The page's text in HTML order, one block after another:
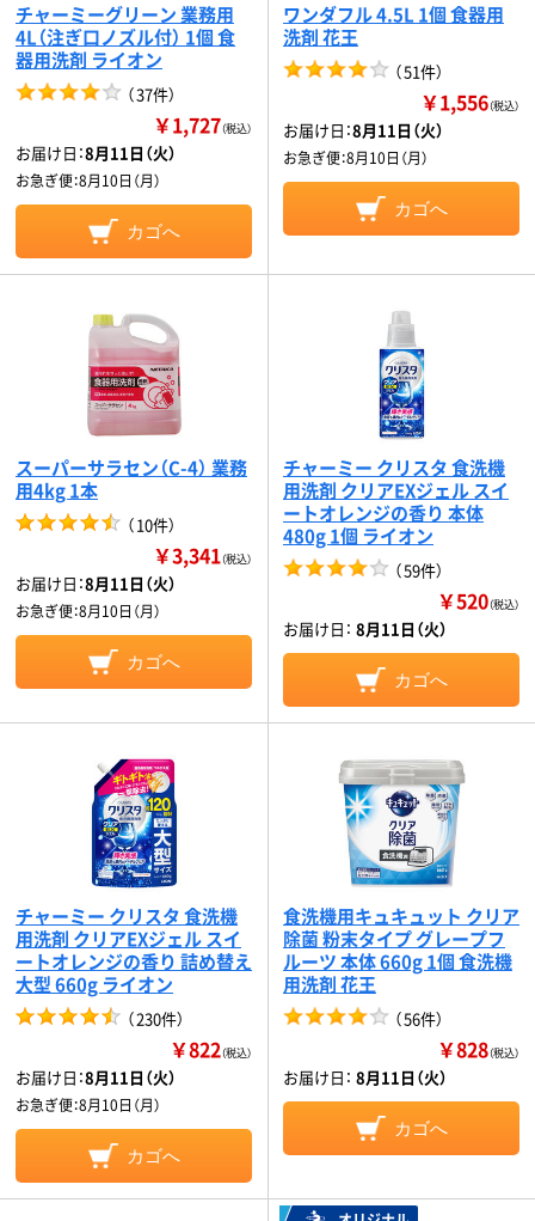
チャーミーグリーン 業務用
4L（注ぎ口ノズル付） 1個 食
器用洗剤 ライオン
（37件）
￥1,727（税込）
お届け日：8月11日（火）
お急ぎ便：8月10日（月）
カゴへ
ワンダフル 4.5L 1個 食器用
洗剤 花王
（51件）
￥1,556（税込）
お届け日：8月11日（火）
お急ぎ便：8月10日（月）
カゴへ
スーパーサラセン（C-4） 業務
用4kg 1本
（10件）
￥3,341（税込）
お届け日：8月11日（火）
お急ぎ便：8月10日（月）
カゴへ
チャーミー クリスタ 食洗機
用洗剤 クリアEXジェル スイ
ートオレンジの香り 本体
480g 1個 ライオン
（59件）
￥520（税込）
お届け日： 8月11日（火）
カゴへ
チャーミー クリスタ 食洗機
用洗剤 クリアEXジェル スイ
ートオレンジの香り 詰め替え
大型 660g ライオン
（230件）
￥822（税込）
お届け日：8月11日（火）
お急ぎ便：8月10日（月）
カゴへ
食洗機用キュキュット クリア
除菌 粉末タイプ グレープフ
ルーツ 本体 660g 1個 食洗機
用洗剤 花王
（56件）
￥828（税込）
お届け日： 8月11日（火）
カゴへ